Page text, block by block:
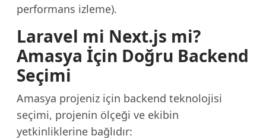
performans izleme).
Laravel mi Next.js mi?
Amasya İçin Doğru Backend
Seçimi
Amasya projeniz için backend teknolojisi
seçimi, projenin ölçeği ve ekibin
yetkinliklerine bağlıdır: